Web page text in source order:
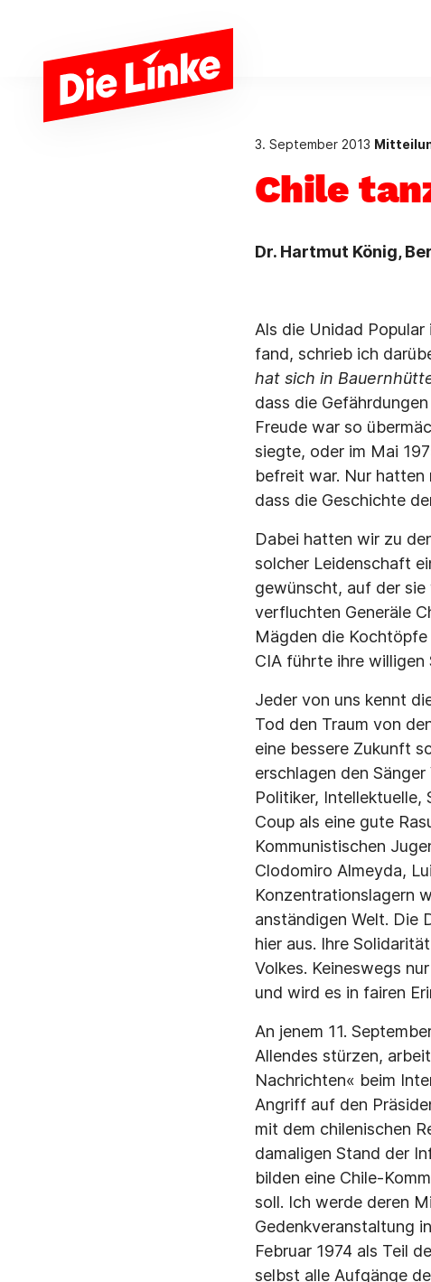
3. September 2013
Chile
Dr. Hartmut König,
Als die Unidad
fand, schrieb ich
hat sich in
dass die
Freude war so
siegte, oder im Mai
befreit war. Nur hatten
dass die Geschichte
Dabei hatten wir zu
solcher Leidenschaft
gewünscht, auf der sie
verfluchten Generäle
Mägden die
CIA führte ihre willigen
Jeder von uns kennt
Tod den Traum von
eine bessere Zukunft
erschlagen den
Politiker, Intellektuelle,
Coup als eine gute
Kommunistischen
Clodomiro Almeyda,
Konzentrationslagern
anständigen Welt. Die
hier aus. Ihre
Volkes. Keineswegs
und wird es in fairen
An jenem 11.
Allendes stürzen,
Nachrichten« beim
Angriff auf den
mit dem chilenischen
damaligen Stand der
bilden eine Chile-
soll. Ich werde deren
Gedenkveranstaltung
Februar 1974 als Teil
selbst alle Aufgänge